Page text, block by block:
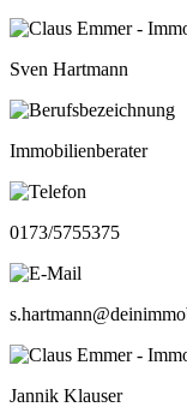
Sven Hartmann
Immobilienberater
0173/5755375
Jannik Klauser